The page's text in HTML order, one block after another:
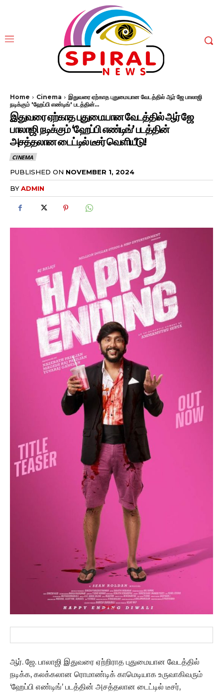
Home Cinema
இதுவரை ஏற்காத புதுமையான வேடத்தில் ஆர் ஜே பாலாஜி
நடிக்கும் 'ஹேப்பி எண்டிங்' படத்தின்...
இதுவரை ஏற்காத புதுமையான வேடத்தில் ஆர் ஜே
பாலாஜி நடிக்கும் ‘ஹேப்பி எண்டிங்’ படத்தின்
அசத்தலான டைட்டில் டீசர் வெளியீடு!
CINEMA
PUBLISHED ON NOVEMBER 1, 2024
BYADMIN
ஆர். ஜே. பாலாஜி இதுவரை ஏற்றிராத புதுமையான வேடத்தில்
நடிக்க, கலக்கலான ரொமாண்டிக் காமெடியாக உருவாகிவரும்
‘ஹேப்பி எண்டிங்’ படத்தின் அசத்தலான டைட்டில் டீசர்,